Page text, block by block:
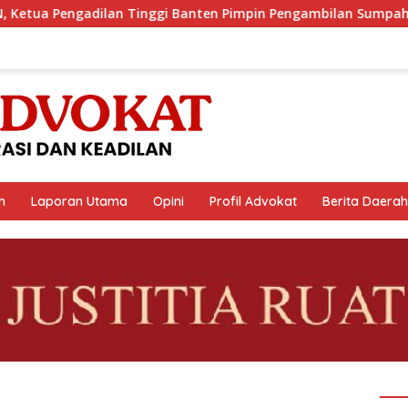
Pimpin Pengambilan Sumpah / Janji Advokat PERADIN
Laporan Utama Opini Profil Advokat Berita Daerah